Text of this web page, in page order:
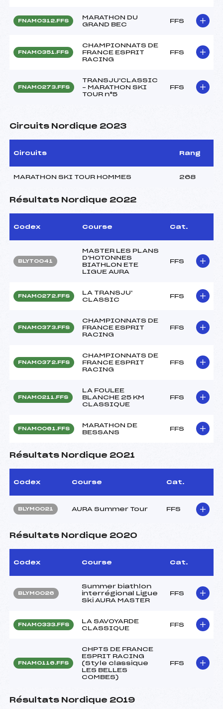
FNAM0312.FFS
MARATHON DU
GRAND BEC
FFS
FNAM0351.FFS
CHAMPIONNATS DE
FRANCE ESPRIT
RACING
FFS
FNAM0273.FFS
TRANSJU'CLASSIC
– MARATHON SKI
TOUR n°5
FFS
Circuits Nordique 2023
Circuits Rang
MARATHON SKI TOUR HOMMES 268
Résultats Nordique 2022
Codex Course Cat.
BLYT0041
MASTER LES PLANS
D'HOTONNES
BIATHLON ETE
LIGUE AURA
FFS
FNAM0272.FFS
LA TRANSJU'
CLASSIC
FFS
FNAM0373.FFS
CHAMPIONNATS DE
FRANCE ESPRIT
RACING
FFS
FNAM0372.FFS
CHAMPIONNATS DE
FRANCE ESPRIT
RACING
FFS
FNAM0211.FFS
LA FOULEE
BLANCHE 25 KM
CLASSIQUE
FFS
FNAM0061.FFS
MARATHON DE
BESSANS
FFS
Résultats Nordique 2021
Codex Course Cat.
BLYM0021 AURA Summer Tour FFS
Résultats Nordique 2020
Codex Course Cat.
BLYM0026
Summer biathlon
interrégional Ligue
Ski AURA MASTER
FFS
FNAM0333.FFS
LA SAVOYARDE
CLASSIQUE
FFS
FNAM0116.FFS
CHPTS DE FRANCE
ESPRIT RACING
(Style classique
LES BELLES
COMBES)
FFS
Résultats Nordique 2019